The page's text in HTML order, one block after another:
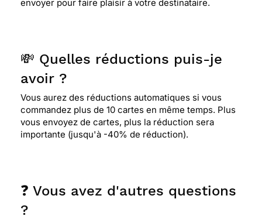
envoyer pour faire plaisir à votre destinataire.
💸 Quelles réductions puis-je
avoir ?
Vous aurez des réductions automatiques si vous
commandez plus de 10 cartes en même temps. Plus
vous envoyez de cartes, plus la réduction sera
importante (jusqu'à -40% de réduction).
❓ Vous avez d'autres questions
?